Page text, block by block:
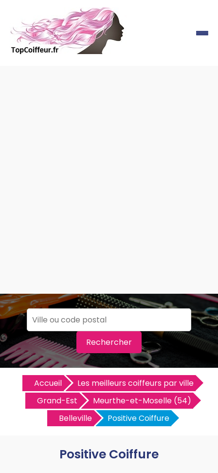
Rechercher
Accueil
Les meilleurs coiffeurs par ville
Grand-Est
Meurthe-et-Moselle (54)
Belleville
Positive Coiffure
Positive Coiffure